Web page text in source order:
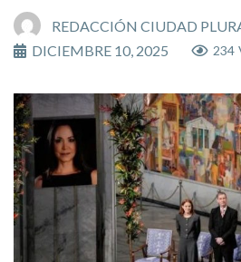
REDACCIÓN CIUDAD
DICIEMBRE 10, 2025
234